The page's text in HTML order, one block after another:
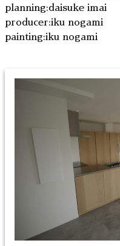
planning:daisuke imai
producer:iku nogami
painting:iku nogami